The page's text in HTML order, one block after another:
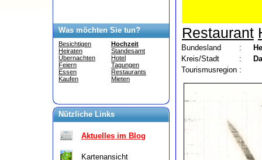
Was möchten Sie tun?
Besichtigen
Heiraten
Übernachten
Feiern
Essen
Kaufen
Hochzeit
Standesamt
Hotel
Tagungen
Restaurants
Mieten
Nützliche Links
Aktuelles im Blog
Kartenansicht
Restaurant
Bundesland :
Kreis/Stadt
:
Tourismusregion :